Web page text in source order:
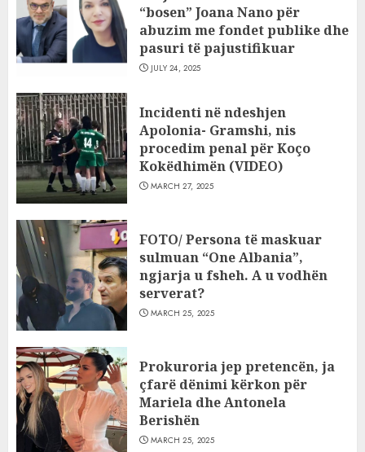
“bosen” Joana Nano për
abuzim me fondet publike dhe
pasuri të pajustifikuar
JULY 24, 2025
Incidenti në ndeshjen
Apolonia- Gramshi, nis
procedim penal për Koço
Kokëdhimën (VIDEO)
MARCH 27, 2025
FOTO/ Persona të maskuar
sulmuan “One Albania”,
ngjarja u fsheh. A u vodhën
serverat?
MARCH 25, 2025
Prokuroria jep pretencën, ja
çfarë dënimi kërkon për
Mariela dhe Antonela
Berishën
MARCH 25, 2025